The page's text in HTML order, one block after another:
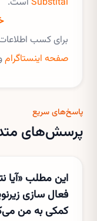
برای کسب اطلاعات
صفحه اینستاگرام
پاسخ‌های سریع
پرسش‌های
این مطلب «آیا
فعال سازی
کمکی به من